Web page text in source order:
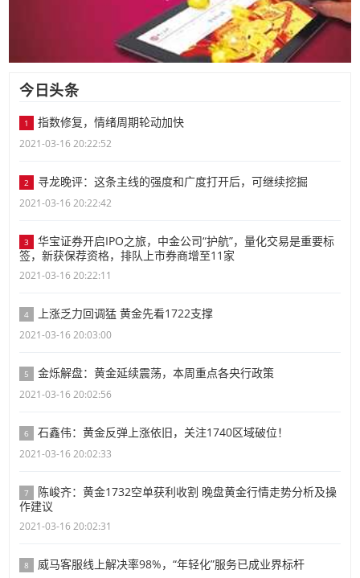
今日头条
1 指数修复，情绪周期轮动加快
2021-03-16 20:22:52
2 寻龙晚评：这条主线的强度和广度打开后，可继续挖掘
2021-03-16 20:22:42
3
华宝证券开启IPO之旅，中金公司“护航”，量化交易是重要标
签，新获保荐资格，排队上市券商增至11家
2021-03-16 20:22:11
4 上涨乏力回调猛 黄金先看1722支撑
2021-03-16 20:03:00
5 金烁解盘：黄金延续震荡，本周重点各央行政策
2021-03-16 20:02:56
6 石鑫伟：黄金反弹上涨依旧，关注1740区域破位！
2021-03-16 20:02:33
7
陈峻齐：黄金1732空单获利收割 晚盘黄金行情走势分析及操
作建议
2021-03-16 20:02:31
8 威马客服线上解决率98%，“年轻化”服务已成业界标杆